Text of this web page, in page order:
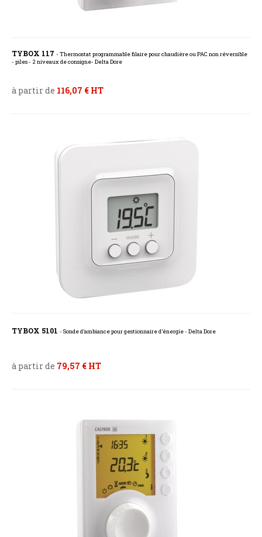
TYBOX 117 - Thermostat programmable filaire pour chaudière ou PAC non réversible
- piles - 2 niveaux de consigne- Delta Dore
à partir de 116,07 € HT
TYBOX 5101 - Sonde d’ambiance pour gestionnaire d’énergie - Delta Dore
à partir de 79,57 € HT